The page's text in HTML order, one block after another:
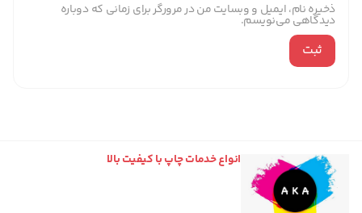
ذخیره نام، ایمیل و وبسایت من در مرورگر برای زمانی که دوباره
دیدگاهی می‌نویسم.
انواع خدمات چاپ با کیفیت بالا